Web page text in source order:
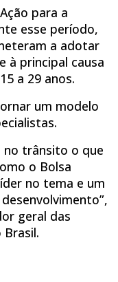
para a
esse período,
a adotar
à principal causa
a 29 anos.
um modelo
no trânsito o que
o Bolsa
no tema e um
geral das